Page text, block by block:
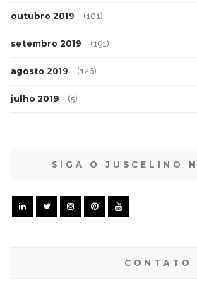
outubro 2019 (101)
setembro 2019 (191)
agosto 2019 (126)
julho 2019 (5)
SIGA O JUSCELINO
CONTATO